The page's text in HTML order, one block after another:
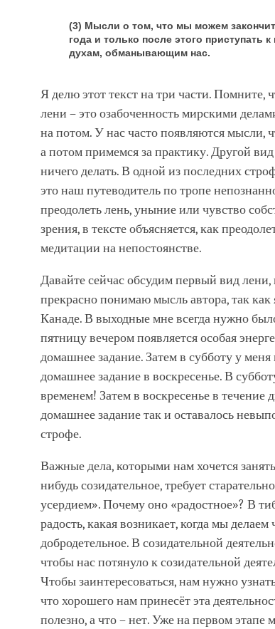
(3) Мысли о том, что мы можем
года и только после этого
духам, обманывающим нас.
Я делю этот текст на три части. Помните,
лени – это озабоченность мирскими
на потом. У нас часто появляются мысли,
а потом примемся за практику. Другой
ничего делать. В одной из последних
это наш путеводитель по тропе
преодолеть лень, уныние или чувство
зрения, в тексте объясняется, как
медитации на непостоянстве.
Давайте сейчас обсудим первый вид
прекрасно понимаю мысль автора, так
Канаде. В выходные мне всегда нужно
пятницу вечером появляется особая
домашнее задание. Затем в субботу у
домашнее задание в воскресенье. В
временем! Затем в воскресенье в течение
домашнее задание так и оставалось
строфе.
Важные дела, которыми нам хочется
нибудь созидательное, требует
усердием». Почему оно «радостное»? В
радость, какая возникает, когда мы
добродетельное. В созидательной
чтобы нас потянуло к созидательной
Чтобы заинтересоваться, нам нужно
что хорошего нам принесёт эта
полезно, а что – нет. Уже на первом